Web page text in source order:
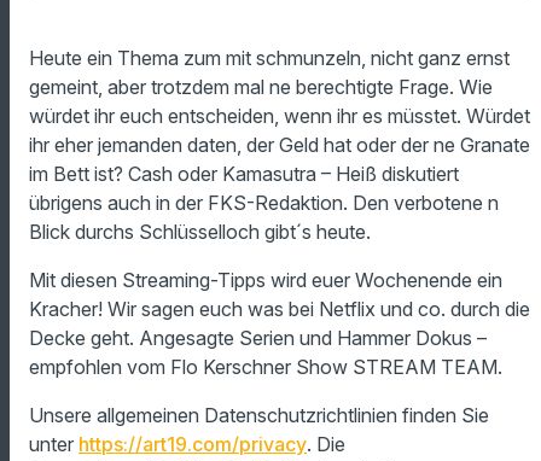
play_arrow Geld oder der ne Granate im Bett ist?
00:00 16:10
Heute ein Thema zum mit schmunzeln, nicht ganz ernst
gemeint, aber trotzdem mal ne berechtigte Frage. Wie
würdet ihr euch entscheiden, wenn ihr es müsstet. Würdet
ihr eher jemanden daten, der Geld hat oder der ne Granate
im Bett ist? Cash oder Kamasutra – Heiß diskutiert
übrigens auch in der FKS-Redaktion. Den verbotene n
Blick durchs Schlüsselloch gibt´s heute.
Mit diesen Streaming-Tipps wird euer Wochenende ein
Kracher! Wir sagen euch was bei Netflix und co. durch die
Decke geht. Angesagte Serien und Hammer Dokus –
empfohlen vom Flo Kerschner Show STREAM TEAM.
Unsere allgemeinen Datenschutzrichtlinien finden Sie
unter https://art19.com/privacy. Die